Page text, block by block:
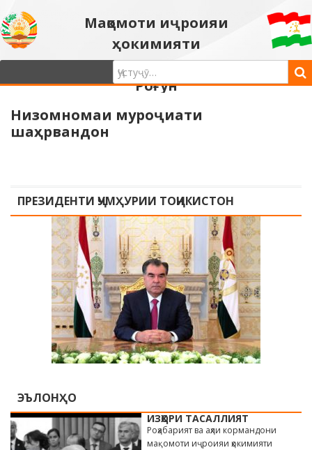
Мақомоти иҷроияи
ҳокимияти
давлатии шаҳри
Роғун
Низомномаи муроҷиати
шаҳрвандон
ПРЕЗИДЕНТИ ҶУМҲУРИИ ТОҶИКИСТОН
ЭЪЛОНҲО
ИЗҲОРИ ТАСАЛЛИЯТ
Роҳабарият ва аҳли кормандони
мақомоти иҷроияи ҳокимияти